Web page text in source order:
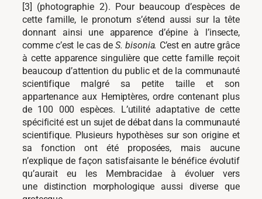
[3] (photographie 2). Pour beaucoup d’espèces de
cette famille, le pronotum s’étend aussi sur la tête
donnant ainsi une apparence d’épine à l’insecte,
comme c’est le cas de S. bisonia. C’est en autre grâce
à cette apparence singulière que cette famille reçoit
beaucoup d’attention du public et de la communauté
scientifique malgré sa petite taille et son
appartenance aux Hemiptères, ordre contenant plus
de 100 000 espèces. L’utilité adaptative de cette
spécificité est un sujet de débat dans la communauté
scientifique. Plusieurs hypothèses sur son origine et
sa fonction ont été proposées, mais aucune
n’explique de façon satisfaisante le bénéfice évolutif
qu’aurait eu les Membracidae à évoluer vers
une distinction morphologique aussi diverse que